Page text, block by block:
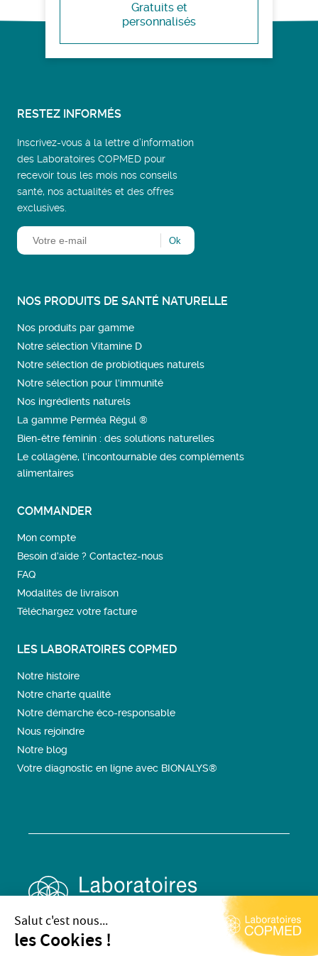
Salut c'est nous...
les Cookies !
Gratuits et
personnalisés
RESTEZ INFORMÉS
Inscrivez-vous à la lettre d’information
des Laboratoires COPMED pour
recevoir tous les mois nos conseils
santé, nos actualités et des offres
exclusives.
NOS PRODUITS DE SANTÉ NATURELLE
Nos produits par gamme
Notre sélection Vitamine D
Notre sélection de probiotiques naturels
Notre sélection pour l'immunité
Nos ingrédients naturels
La gamme Perméa Régul ®
Bien-être féminin : des solutions naturelles
Le collagène, l’incontournable des compléments
alimentaires
COMMANDER
Mon compte
Besoin d’aide ? Contactez-nous
FAQ
Modalités de livraison
Téléchargez votre facture
LES LABORATOIRES COPMED
Notre histoire
Notre charte qualité
Notre démarche éco-responsable
Nous rejoindre
Notre blog
Votre diagnostic en ligne avec BIONALYS®